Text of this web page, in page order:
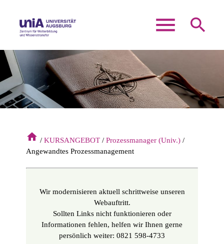
menu search
Suchbegriffe SUCHEN
home KURSANGEBOT
Prozessmanager (Univ.)
Angewandtes Prozessmanagement
Wir modernisieren aktuell schrittweise unseren
Webauftritt.
Sollten Links nicht funktionieren oder
Informationen fehlen, helfen wir Ihnen gerne
persönlich weiter: 0821 598-4733